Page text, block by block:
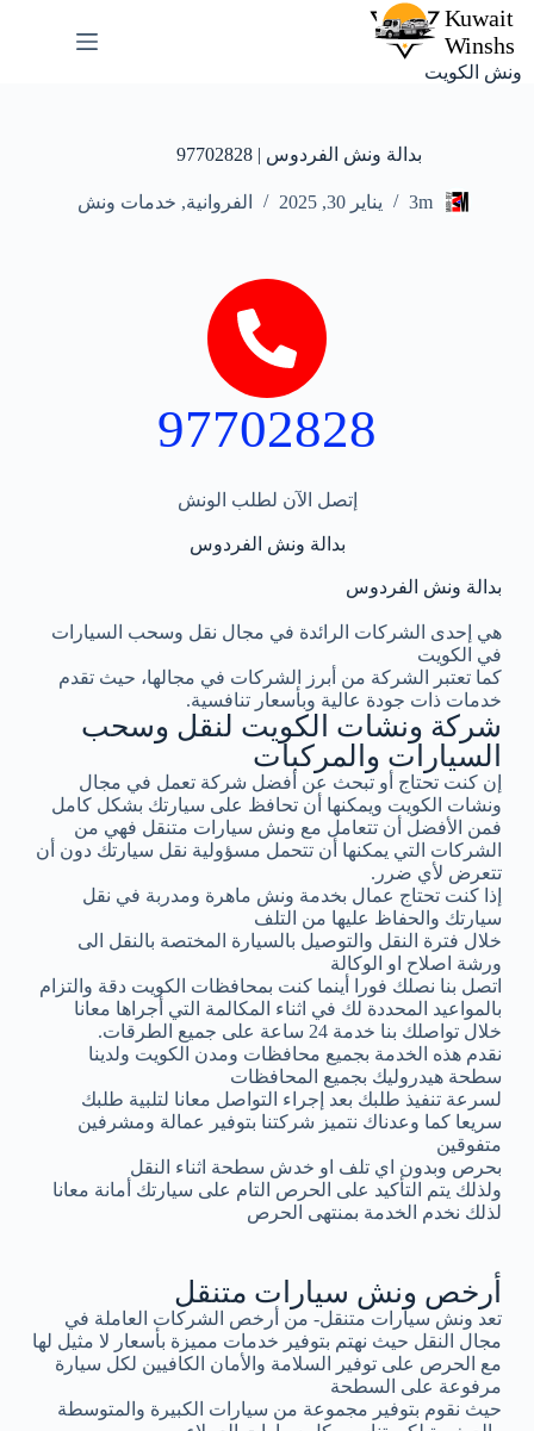
ونش الكويت
بدالة ونش الفردوس | 97702828
3m يناير 30, 2025 الفروانية, خدمات ونش
97702828
إتصل الآن لطلب الونش
بدالة ونش الفردوس
بدالة ونش الفردوس
هي إحدى الشركات الرائدة في مجال نقل وسحب السيارات
في الكويت
كما تعتبر الشركة من أبرز الشركات في مجالها، حيث تقدم
خدمات ذات جودة عالية وبأسعار تنافسية.
شركة ونشات الكويت لنقل وسحب
السيارات والمركبات
إن كنت تحتاج أو تبحث عن أفضل شركة تعمل في مجال
ونشات الكويت ويمكنها أن تحافظ على سيارتك بشكل كامل
فمن الأفضل أن تتعامل مع ونش سيارات متنقل فهي من
الشركات التي يمكنها أن تتحمل مسؤولية نقل سيارتك دون أن
تتعرض لأي ضرر.
إذا كنت تحتاج عمال بخدمة ونش ماهرة ومدربة في نقل
سيارتك والحفاظ عليها من التلف
خلال فترة النقل والتوصيل بالسيارة المختصة بالنقل الى
ورشة اصلاح او الوكالة
اتصل بنا نصلك فورا أينما كنت بمحافظات الكويت دقة والتزام
بالمواعيد المحددة لك في اثناء المكالمة التي أجراها معانا
خلال تواصلك بنا خدمة 24 ساعة على جميع الطرقات.
نقدم هذه الخدمة بجميع محافظات ومدن الكويت ولدينا
سطحة هيدروليك بجميع المحافظات
لسرعة تنفيذ طلبك بعد إجراء التواصل معانا لتلبية طلبك
سريعا كما وعدناك نتميز شركتنا بتوفير عمالة ومشرفين
متفوقين
بحرص وبدون اي تلف او خدش سطحة اثناء النقل
ولذلك يتم التأكيد على الحرص التام على سيارتك أمانة معانا
لذلك نخدم الخدمة بمنتهى الحرص
أرخص ونش سيارات متنقل
تعد ونش سيارات متنقل- من أرخص الشركات العاملة في
مجال النقل حيث نهتم بتوفير خدمات مميزة بأسعار لا مثيل لها
مع الحرص على توفير السلامة والأمان الكافيين لكل سيارة
مرفوعة على السطحة
حيث نقوم بتوفير مجموعة من سيارات الكبيرة والمتوسطة